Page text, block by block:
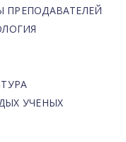
ПРЕПОДАВАТЕЛЕЙ
УЧЕНЫХ